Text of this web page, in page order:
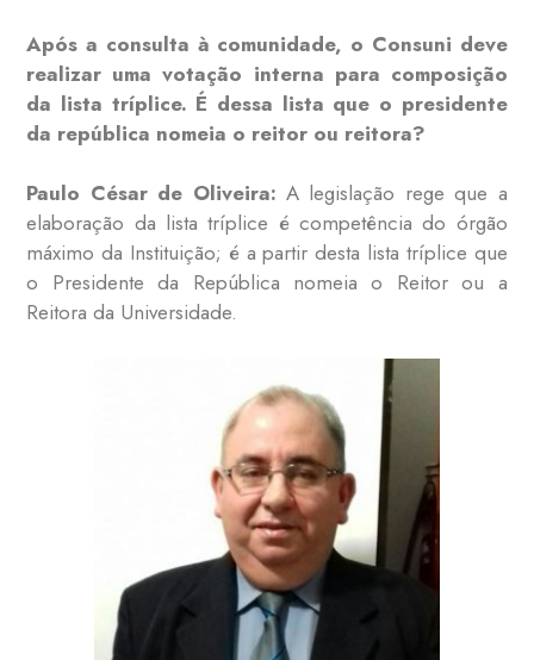
Após a consulta à comunidade, o Consuni deve
realizar uma votação interna para composição
da lista tríplice. É dessa lista que o presidente
da república nomeia o reitor ou reitora?
Paulo César de Oliveira: A legislação rege que a
elaboração da lista tríplice é competência do órgão
máximo da Instituição; é a partir desta lista tríplice que
o Presidente da República nomeia o Reitor ou a
Reitora da Universidade.